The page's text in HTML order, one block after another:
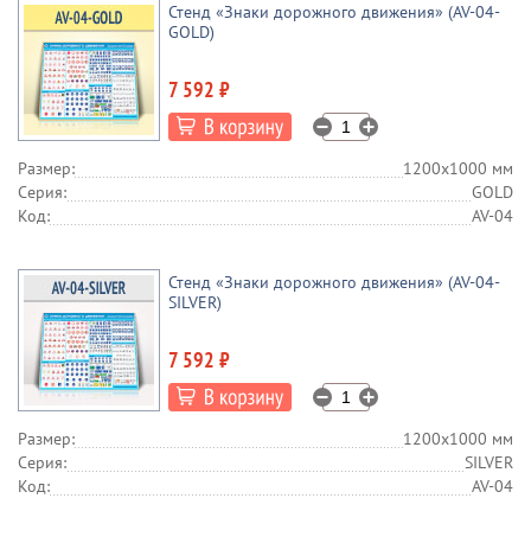
Стенд «Знаки дорожного движения» (AV-04-
GOLD)
7 592 ₽
Размер:
1200х1000 мм
Серия:
GOLD
Код:
AV-04
Стенд «Знаки дорожного движения» (AV-04-
SILVER)
7 592 ₽
Размер:
1200х1000 мм
Серия:
SILVER
Код:
AV-04